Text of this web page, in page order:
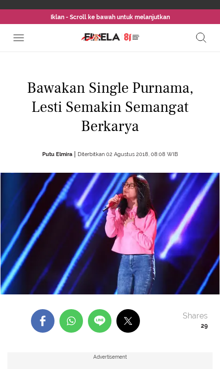
Iklan - Scroll ke bawah untuk melanjutkan
Bawakan Single Purnama,
Lesti Semakin Semangat
Berkarya
Putu Elmira Diterbitkan 02 Agustus 2018, 08:08 WIB
29
Shares
Advertisement